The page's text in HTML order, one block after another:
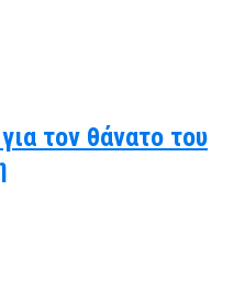
τον θάνατο του